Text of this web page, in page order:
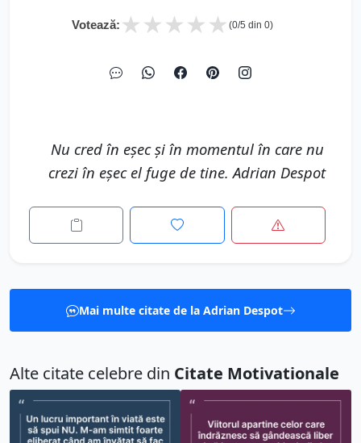
Votează: ★
★
★
★
★ (0/5 din 0)
Nu cred în eșec și în momentul în care nu
crezi în eșec el fuge de tine. Adrian Despot
Mai multe citate de la Adrian Despot
Alte citate celebre din Citate Motivationale